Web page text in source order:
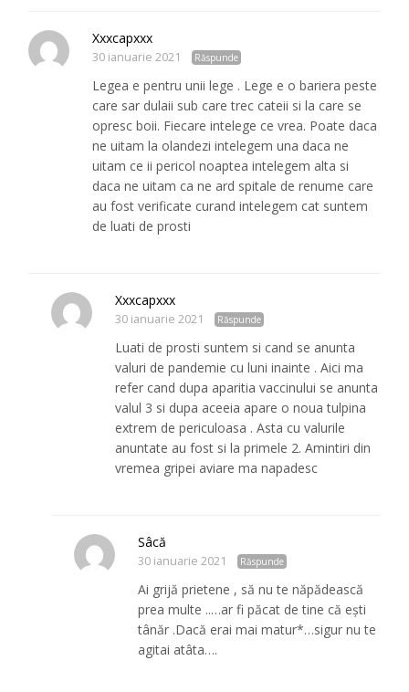
Xxxcapxxx
30 ianuarie 2021 Răspunde
Legea e pentru unii lege . Lege e o bariera peste
care sar dulaii sub care trec cateii si la care se
opresc boii. Fiecare intelege ce vrea. Poate daca
ne uitam la olandezi intelegem una daca ne
uitam ce ii pericol noaptea intelegem alta si
daca ne uitam ca ne ard spitale de renume care
au fost verificate curand intelegem cat suntem
de luati de prosti
Xxxcapxxx
30 ianuarie 2021 Răspunde
Luati de prosti suntem si cand se anunta
valuri de pandemie cu luni inainte . Aici ma
refer cand dupa aparitia vaccinului se anunta
valul 3 si dupa aceeia apare o noua tulpina
extrem de periculoasa . Asta cu valurile
anuntate au fost si la primele 2. Amintiri din
vremea gripei aviare ma napadesc
Sâcă
30 ianuarie 2021 Răspunde
Ai grijă prietene , să nu te năpădească
prea multe ..…ar fi păcat de tine că ești
tânăr .Dacă erai mai matur*…sigur nu te
agitai atâta….